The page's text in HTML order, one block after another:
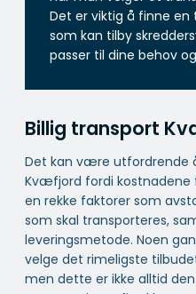
Det er viktig å finne
som kan tilby
passer til dine behov
Billig transport
Det kan være utfordrende
Kvæfjord fordi kostnadene
en rekke faktorer som
som skal transporteres,
leveringsmetode. Noen
velge det rimeligste
men dette er ikke alltid